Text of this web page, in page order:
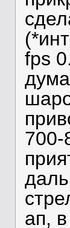
fps
700-
ап,